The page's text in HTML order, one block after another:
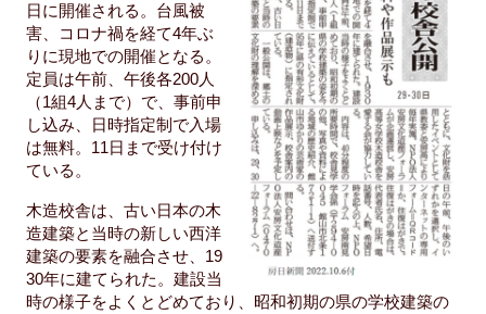
日に開催される。台風被
害、コロナ禍を経て4年ぶ
りに現地での開催となる。
定員は午前、午後各200人
（1組4人まで）で、事前申
し込み、日時指定制で入場
は無料。11日まで受け付け
ている。
木造校舎は、古い日本の木
造建築と当時の新しい西洋
建築の要素を融合させ、19
30年に建てられた。建設当
時の様子をよくとどめており、昭和初期の県の学校建築の